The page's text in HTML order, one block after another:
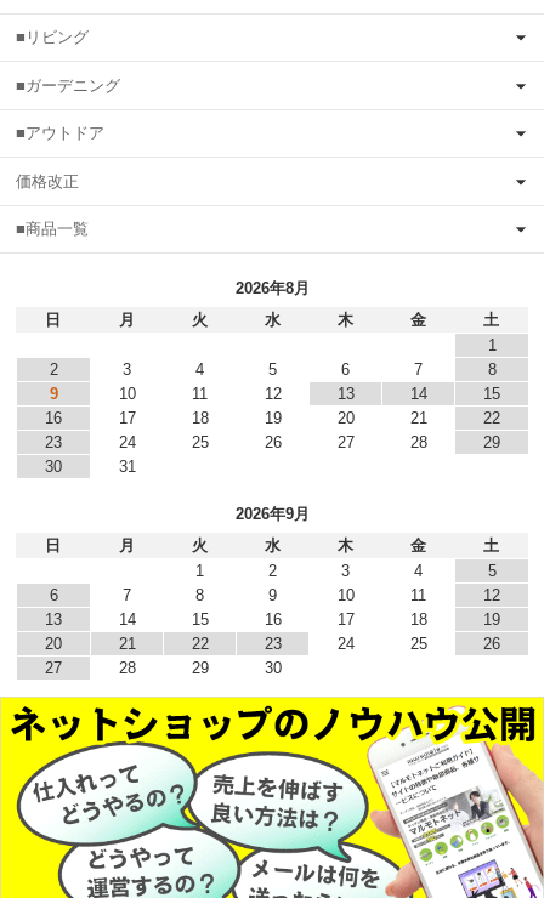
■リビング
■ガーデニング
■アウトドア
価格改正
■商品一覧
2026年8月
日
月 火 水 木 金
土
1
2
3 4 5 6 7
8
9
10 11 12 13 14
15
16
17 18 19 20 21
22
23
24 25 26 27 28
29
30
31
2026年9月
日
月 火 水 木 金
土
1
2 3 4
5
6
7 8 9 10 11
12
13
14 15 16 17 18
19
20
21 22 23 24 25
26
27
28 29 30